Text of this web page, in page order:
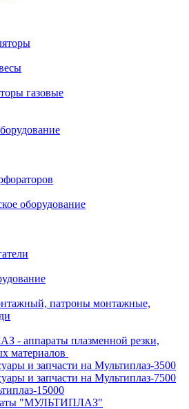
газовые
оборудование
патроны монтажные,
- аппараты плазменной резки,
материалов
и запчасти на Мультиплаз-3500
и запчасти на Мультиплаз-7500
15000
"МУЛЬТИПЛАЗ"